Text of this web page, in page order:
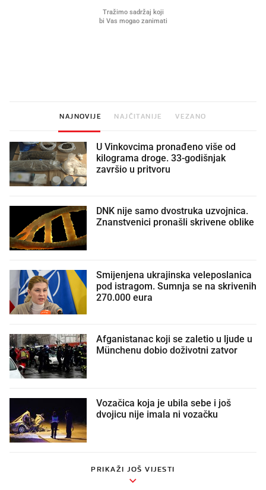
NAJNOVIJE NAJČITANIJE VEZANO
U Vinkovcima pronađeno više od
kilograma droge. 33-godišnjak
završio u pritvoru
DNK nije samo dvostruka uzvojnica.
Znanstvenici pronašli skrivene oblike
Smijenjena ukrajinska veleposlanica
pod istragom. Sumnja se na skrivenih
270.000 eura
Afganistanac koji se zaletio u ljude u
Münchenu dobio doživotni zatvor
Vozačica koja je ubila sebe i još
dvojicu nije imala ni vozačku
PRIKAŽI JOŠ VIJESTI